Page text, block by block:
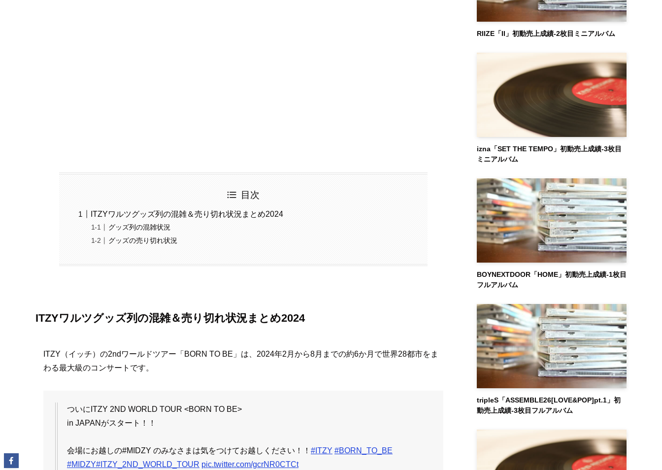
目次
ITZYワルツグッズ列の混雑＆売り切れ状況まとめ2024
グッズ列の混雑状況
グッズの売り切れ状況
ITZYワルツグッズ列の混雑＆売り切れ状況まとめ2024
ITZY（イッチ）の2ndワールドツアー「BORN TO BE」は、2024年2月から8月までの約6か月で世界28都市をま
わる最大級のコンサートです。
ついにITZY 2ND WORLD TOUR <BORN TO BE>
in JAPANがスタート！！
会場にお越しの#MIDZY のみなさまは気をつけてお越しください！！ #ITZY #BORN_TO_BE
#MIDZY#ITZY_2ND_WORLD_TOUR pic.twitter.com/gcrNR0CTCt
RIIZE「II」初動売上成績-2枚目ミニアルバム
izna「SET THE TEMPO」初動売上成績-3枚目
ミニアルバム
BOYNEXTDOOR「HOME」初動売上成績-1枚目
フルアルバム
tripleS「ASSEMBLE26[LOVE&POP]pt.1」初
動売上成績-3枚目フルアルバム